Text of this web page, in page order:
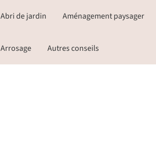
Abri de jardin Aménagement paysager
Arrosage Autres conseils